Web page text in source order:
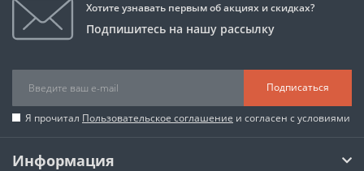
Хотите узнавать первым об акциях и скидках?
Подпишитесь на нашу рассылку
Подписаться
Я прочитал Пользовательское соглашение и согласен с условиями
Информация